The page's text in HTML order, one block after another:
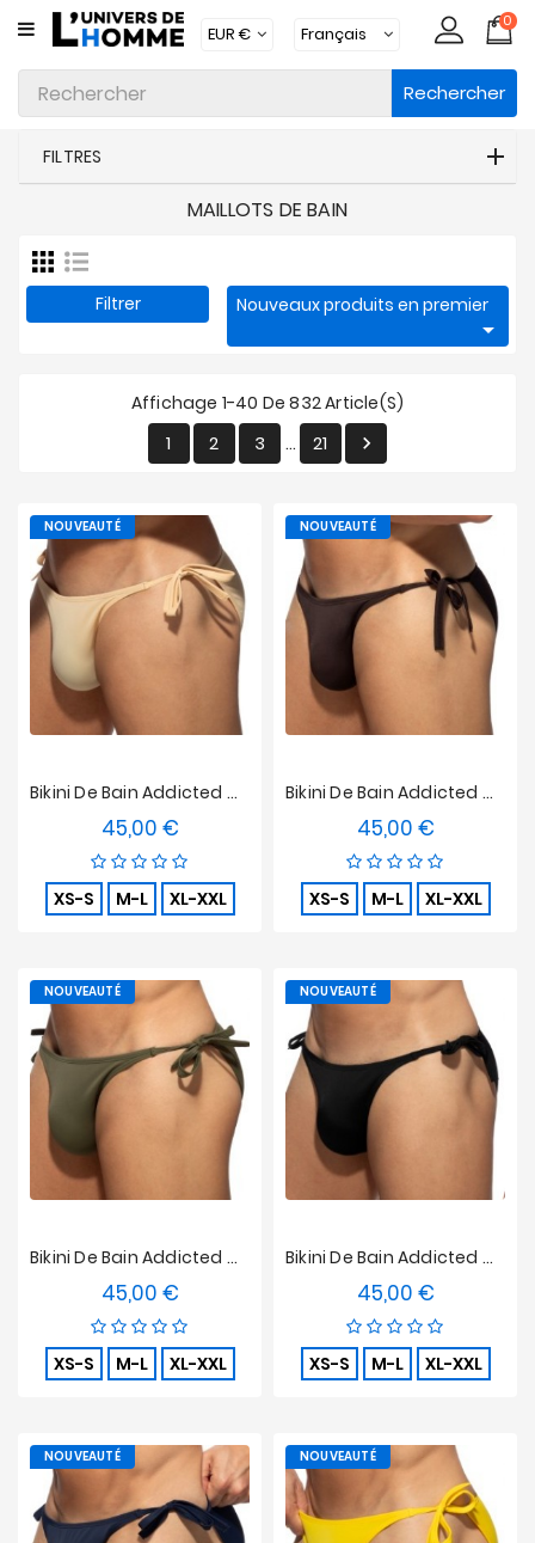
CATÉGORIE
Sous-
Vêtements
Vêtements
Bain
Vêtements
Marques
Nouveautés
Soldes
Promotions
0
Rechercher
FILTRES
MAILLOTS DE BAIN
Filtrer Nouveaux produits en premier

Affichage 1-40 De 832 Article(s)
1 2 3 … 21 
Bikini De Bain Addicted Multi-Cord - Beige
45,00 €Prix
XS-S M-L XL-XXL
NOUVEAUTÉ
Bikini De Bain Addicted Multi-Cord Brief - Marron
45,00 €Prix
XS-S M-L XL-XXL
NOUVEAUTÉ
Bikini De Bain Addicted Multi-Cord Brief - Kaki
45,00 €Prix
XS-S M-L XL-XXL
NOUVEAUTÉ
Bikini De Bain Addicted Multi-Cord Brief - Noir
45,00 €Prix
XS-S M-L XL-XXL
NOUVEAUTÉ
NOUVEAUTÉ NOUVEAUTÉ